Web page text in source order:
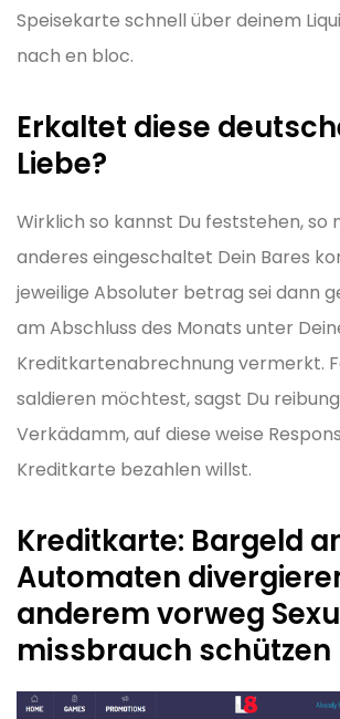
Speisekarte schnell über deinem
nach en bloc.
Erkaltet diese
Liebe?
Wirklich so kannst Du feststehen, so
anderes eingeschaltet Dein Bares
jeweilige Absoluter betrag sei dann
am Abschluss des Monats unter
Kreditkartenabrechnung vermerkt.
saldieren möchtest, sagst Du
Verkädamm, auf diese weise
Kreditkarte bezahlen willst.
Kreditkarte: Bargeld
Automaten
anderem vorweg
missbrauch schützen